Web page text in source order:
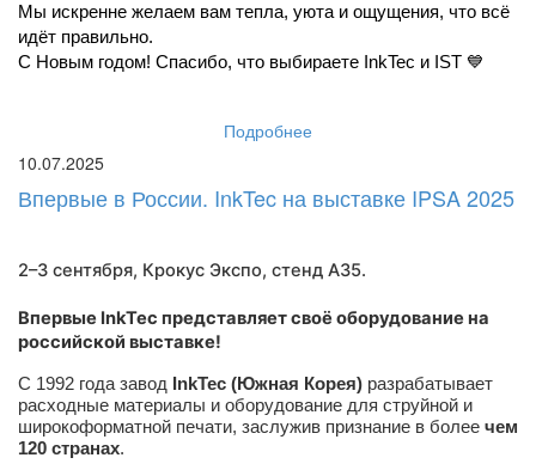
Мы искренне желаем вам тепла, уюта и ощущения, что всё
идёт правильно.
С Новым годом! Спасибо, что выбираете InkTec и IST 💙
Подробнее
10.07.2025
Впервые в России. InkTec на выставке IPSA 2025
2–3 сентября, Крокус Экспо, стенд A35.
Впервые InkTec представляет своё оборудование на
российской выставке!
С 1992 года завод InkTec (Южная Корея) разрабатывает
расходные материалы и оборудование для струйной и
широкоформатной печати, заслужив признание в более чем
120 странах.